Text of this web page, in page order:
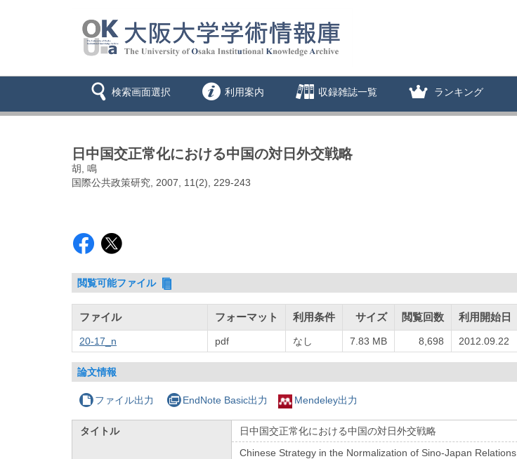
検索画面選択 利用案内 収録雑誌一覧 ランキング
日中国交正常化における中国の対日外交戦略
胡, 鳴
国際公共政策研究, 2007, 11(2), 229-243
閲覧可能ファイル
ファイル フォーマット 利用条件 サイズ 閲覧回数 利用開始日
20-17_n pdf なし 7.83 MB 8,698 2012.09.22
論文情報
ファイル出力 EndNote Basic出力 Mendeley出力
タイトル
日中国交正常化における中国の対日外交戦略
Chinese Strategy in the Normalization of Sino-Japan Relations